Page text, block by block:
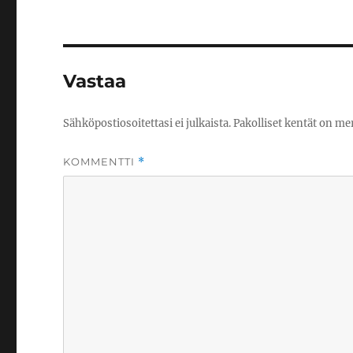
Vastaa
Sähköpostiosoitettasi ei julkaista.Pakolliset kentät on
KOMMENTTI *